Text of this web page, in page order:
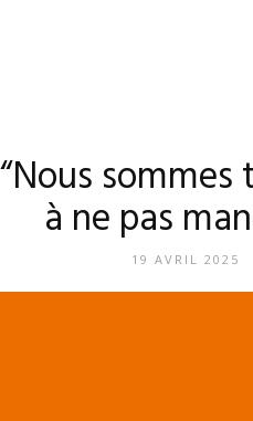
à ne pas
19 AVRIL 2025